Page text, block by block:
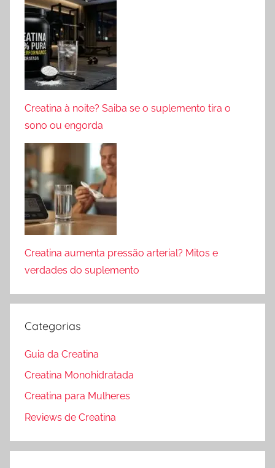
Creatina à noite? Saiba se o suplemento tira o
sono ou engorda
Creatina aumenta pressão arterial? Mitos e
verdades do suplemento
Categorias
Guia da Creatina
Creatina Monohidratada
Creatina para Mulheres
Reviews de Creatina